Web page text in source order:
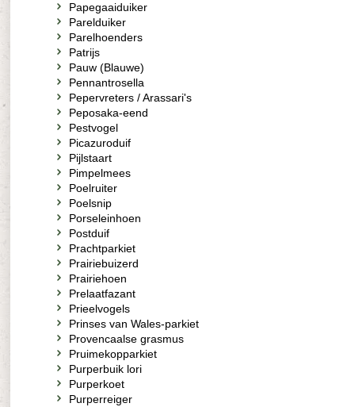
Papegaaiduiker
Parelduiker
Parelhoenders
Patrijs
Pauw (Blauwe)
Pennantrosella
Pepervreters / Arassari's
Peposaka-eend
Pestvogel
Picazuroduif
Pijlstaart
Pimpelmees
Poelruiter
Poelsnip
Porseleinhoen
Postduif
Prachtparkiet
Prairiebuizerd
Prairiehoen
Prelaatfazant
Prieelvogels
Prinses van Wales-parkiet
Provencaalse grasmus
Pruimekopparkiet
Purperbuik lori
Purperkoet
Purperreiger